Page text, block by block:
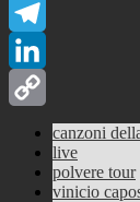
WhatsApp
Telegram
LinkedIn
Link
canzoni
live
polvere tour
vinicio